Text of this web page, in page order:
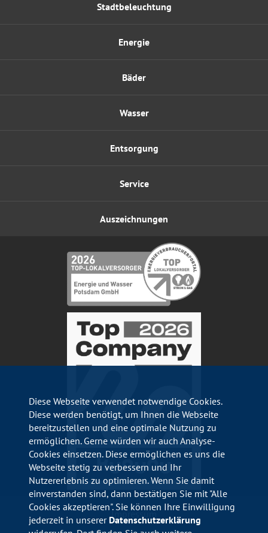
Energie
Wasser
Bäder
Entsorgung
Stadtbeleuchtung
Service
Auszeichnungen
Impressum
Diese Webseite verwendet notwendige Cookies.
Diese werden benötigt, um Ihnen die Webseite
bereitzustellen und eine optimale Nutzung zu
ermöglichen. Gerne würden wir auch Analyse-
Cookies einsetzen. Diese ermöglichen es uns die
Webseite stetig zu verbessern und Ihr
Nutzererlebnis zu optimieren. Wenn Sie damit
einverstanden sind, dann bestätigen Sie mit "Alle
Cookies akzeptieren". Sie können Ihre Einwilligung
jederzeit in unserer Datenschutzerklärung